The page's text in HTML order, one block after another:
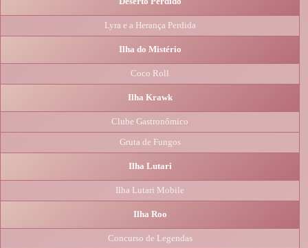
Lyra e a Herança Perdida
Ilha do Mistério
Coco Roll
Ilha Krawk
Clube Gastronômico
Gruta de Fungos
Ilha Lutari
Ilha Lutari Mobile
Ilha Roo
Concurso de Legendas